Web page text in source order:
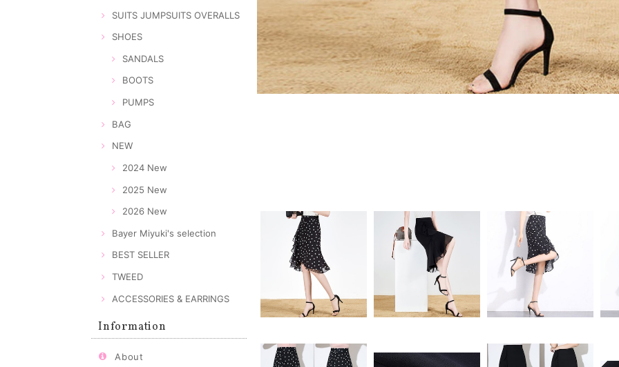
SUITS JUMPSUITS OVERALLS
SHOES
SANDALS
BOOTS
PUMPS
BAG
NEW
2024 New
2025 New
2026 New
Bayer Miyuki's selection
BEST SELLER
TWEED
ACCESSORIES & EARRINGS
Information
About